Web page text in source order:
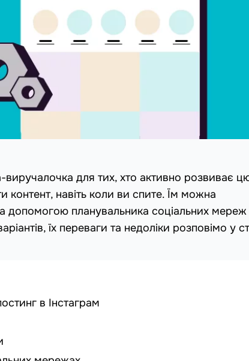
виручалочка для тих, хто активно розвиває
контент, навіть коли ви спите. Їм можна
допомогою планувальника соціальних
їх переваги та недоліки розповімо у
в Інстаграм